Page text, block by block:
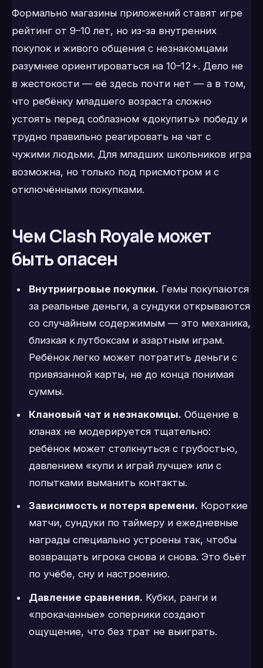
Формально магазины приложений ставят игре
рейтинг от 9–10 лет, но из-за внутренних
покупок и живого общения с незнакомцами
разумнее ориентироваться на 10–12+. Дело не
в жестокости — её здесь почти нет — а в том,
что ребёнку младшего возраста сложно
устоять перед соблазном «докупить» победу и
трудно правильно реагировать на чат с
чужими людьми. Для младших школьников игра
возможна, но только под присмотром и с
отключёнными покупками.
Чем Clash Royale может
быть опасен
Внутриигровые покупки. Гемы покупаются
за реальные деньги, а сундуки открываются
со случайным содержимым — это механика,
близкая к лутбоксам и азартным играм.
Ребёнок легко может потратить деньги с
привязанной карты, не до конца понимая
суммы.
Клановый чат и незнакомцы. Общение в
кланах не модерируется тщательно:
ребёнок может столкнуться с грубостью,
давлением «купи и играй лучше» или с
попытками выманить контакты.
Зависимость и потеря времени. Короткие
матчи, сундуки по таймеру и ежедневные
награды специально устроены так, чтобы
возвращать игрока снова и снова. Это бьёт
по учёбе, сну и настроению.
Давление сравнения. Кубки, ранги и
«прокачанные» соперники создают
ощущение, что без трат не выиграть.